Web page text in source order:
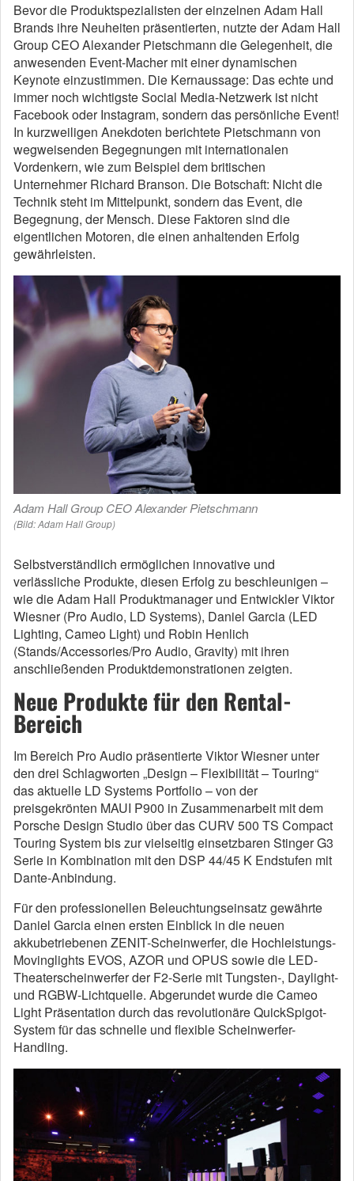
Bevor die Produktspezialisten der einzelnen Adam Hall
Brands ihre Neuheiten präsentierten, nutzte der Adam Hall
Group CEO Alexander Pietschmann die Gelegenheit, die
anwesenden Event-Macher mit einer dynamischen
Keynote einzustimmen. Die Kernaussage: Das echte und
immer noch wichtigste Social Media-Netzwerk ist nicht
Facebook oder Instagram, sondern das persönliche Event!
In kurzweiligen Anekdoten berichtete Pietschmann von
wegweisenden Begegnungen mit internationalen
Vordenkern, wie zum Beispiel dem britischen
Unternehmer Richard Branson. Die Botschaft: Nicht die
Technik steht im Mittelpunkt, sondern das Event, die
Begegnung, der Mensch. Diese Faktoren sind die
eigentlichen Motoren, die einen anhaltenden Erfolg
gewährleisten.
Adam Hall Group CEO Alexander Pietschmann
(Bild: Adam Hall Group)
Selbstverständlich ermöglichen innovative und
verlässliche Produkte, diesen Erfolg zu beschleunigen –
wie die Adam Hall Produktmanager und Entwickler Viktor
Wiesner (Pro Audio, LD Systems), Daniel Garcia (LED
Lighting, Cameo Light) und Robin Henlich
(Stands/Accessories/Pro Audio, Gravity) mit ihren
anschließenden Produktdemonstrationen zeigten.
Neue Produkte für den Rental-
Bereich
Im Bereich Pro Audio präsentierte Viktor Wiesner unter
den drei Schlagworten „Design – Flexibilität – Touring“
das aktuelle LD Systems Portfolio – von der
preisgekrönten MAUI P900 in Zusammenarbeit mit dem
Porsche Design Studio über das CURV 500 TS Compact
Touring System bis zur vielseitig einsetzbaren Stinger G3
Serie in Kombination mit den DSP 44/45 K Endstufen mit
Dante-Anbindung.
Für den professionellen Beleuchtungseinsatz gewährte
Daniel Garcia einen ersten Einblick in die neuen
akkubetriebenen ZENIT-Scheinwerfer, die Hochleistungs-
Movinglights EVOS, AZOR und OPUS sowie die LED-
Theaterscheinwerfer der F2-Serie mit Tungsten-, Daylight-
und RGBW-Lichtquelle. Abgerundet wurde die Cameo
Light Präsentation durch das revolutionäre QuickSpigot-
System für das schnelle und flexible Scheinwerfer-
Handling.